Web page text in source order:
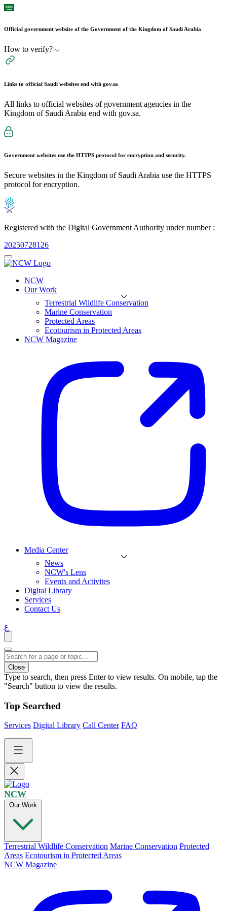
Official government website of the Government of the Kingdom of Saudi Arabia
How to verify?
Links to official Saudi websites end with gov.sa
All links to official websites of government agencies in the
Kingdom of Saudi Arabia end with gov.sa.
Government websites use the HTTPS protocol for encryption and security.
Secure websites in the Kingdom of Saudi Arabia use the HTTPS
protocol for encryption.
Registered with the Digital Government Authority under number :
20250728126
NCW
Our Work
Terrestrial Wildlife Conservation
Marine Conservation
Protected Areas
Ecotourism in Protected Areas
NCW Magazine
Media Center
News
NCW's Lens
Events and Activites
Digital Library
Services
Contact Us
ع
Close
Type to search, then press Enter to view results. On mobile, tap the
"Search" button to view the results.
Top Searched
Services Digital Library Call Center FAQ
NCW
Our Work
Terrestrial Wildlife Conservation Marine Conservation Protected
Areas Ecotourism in Protected Areas
NCW Magazine